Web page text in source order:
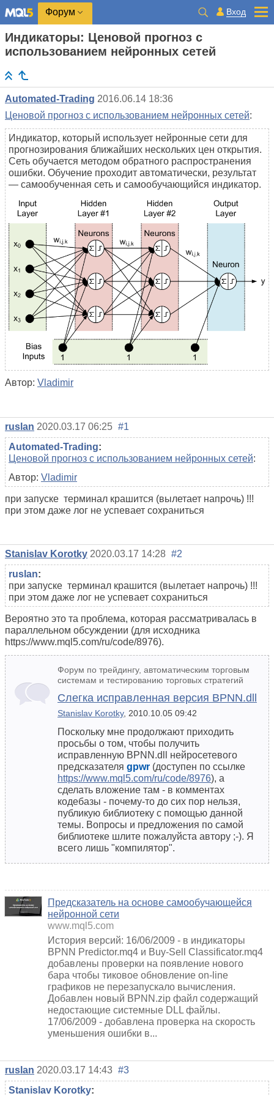
Форум Вход
Индикаторы: Ценовой прогноз с
использованием нейронных сетей
Automated-Trading 2016.06.14 18:36
Ценовой прогноз с использованием нейронных сетей:
Индикатор, который использует нейронные сети для
прогнозирования ближайших нескольких цен открытия.
Сеть обучается методом обратного распространения
ошибки. Обучение проходит автоматически, результат
— самообученная сеть и самообучающийся индикатор.
Автор: Vladimir
ruslan 2020.03.17 06:25 #1
Automated-Trading:
Ценовой прогноз с использованием нейронных сетей:
Автор: Vladimir
при запуске терминал крашится (вылетает напрочь) !!!
при этом даже лог не успевает сохраниться
Stanislav Korotky 2020.03.17 14:28 #2
ruslan:
при запуске терминал крашится (вылетает напрочь) !!!
при этом даже лог не успевает сохраниться
Вероятно это та проблема, которая рассматривалась в
параллельном обсуждении (для исходника
https://www.mql5.com/ru/code/8976).
Форум по трейдингу, автоматическим торговым
системам и тестированию торговых стратегий
Слегка исправленная версия BPNN.dll
Stanislav Korotky, 2010.10.05 09:42
Поскольку мне продолжают приходить
просьбы о том, чтобы получить
исправленную BPNN.dll нейросетевого
предсказателя gpwr (доступен по ссылке
https://www.mql5.com/ru/code/8976), а
сделать вложение там - в комментах
кодебазы - почему-то до сих пор нельзя,
публикую библиотеку с помощью данной
темы. Вопросы и предложения по самой
библиотеке шлите пожалуйста автору ;-). Я
всего лишь "компилятор".
Предсказатель на основе самообучающейся
нейронной сети
www.mql5.com
История версий: 16/06/2009 - в индикаторы
BPNN Predictor.mq4 и Buy-Sell Classificator.mq4
добавлены проверки на появление нового
бара чтобы тиковое обновление on-line
графиков не перезапускало вычисления.
Добавлен новый BPNN.zip файл содержащий
недостающие системные DLL файлы.
17/06/2009 - добавлена проверка на скорость
уменьшения ошибки в...
ruslan 2020.03.17 14:43 #3
Stanislav Korotky: